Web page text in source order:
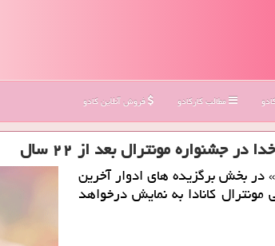
مطالب كاركادو فروش آنلاین کادو
جشنواره مونترال بعد از ۲۲ سال
در بخش برگزیده های ادوار آخرین
مونترال کانادا به نمایش درخواهد